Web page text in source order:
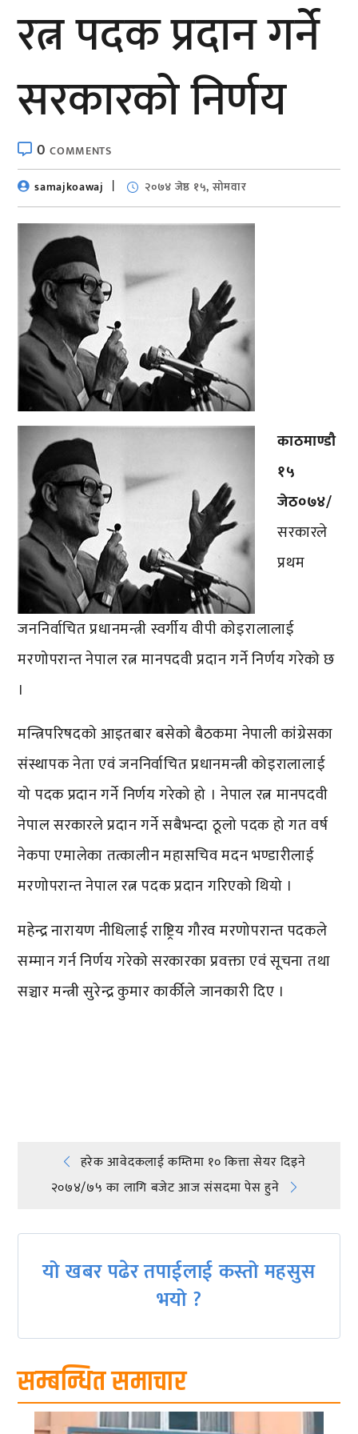
रत्न पदक प्रदान गर्ने
सरकारको निर्णय
0COMMENTS
samajkoawaj
२०७४ जेष्ठ १५, सोमवार
काठमाण्डौ
१५
जेठ०७४/
सरकारले
प्रथम
जननिर्वाचित प्रधानमन्त्री स्वर्गीय वीपी कोइरालालाई
मरणोपरान्त नेपाल रत्न मानपदवी प्रदान गर्ने निर्णय गरेको छ
।
मन्त्रिपरिषदको आइतबार बसेको बैठकमा नेपाली कांग्रेसका
संस्थापक नेता एवं जननिर्वाचित प्रधानमन्त्री कोइरालालाई
यो पदक प्रदान गर्ने निर्णय गरेको हो । नेपाल रत्न मानपदवी
नेपाल सरकारले प्रदान गर्ने सबैभन्दा ठूलो पदक हो गत वर्ष
नेकपा एमालेका तत्कालीन महासचिव मदन भण्डारीलाई
मरणोपरान्त नेपाल रत्न पदक प्रदान गरिएको थियो ।
महेन्द्र नारायण नीधिलाई राष्ट्रिय गौरव मरणोपरान्त पदकले
सम्मान गर्न निर्णय गरेको सरकारका प्रवक्ता एवं सूचना तथा
सञ्चार मन्त्री सुरेन्द्र कुमार कार्कीले जानकारी दिए ।
Post
navigation
हरेक आवेदकलाई कम्तिमा १० कित्ता सेयर दिइने
२०७४/७५ का लागि बजेट आज संसदमा पेस हुने
यो खबर पढेर तपाईलाई कस्तो महसुस
भयो ?
सम्बन्धित समाचार